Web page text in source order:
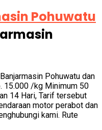
Pohuwatu dan
15.000 /kg Minimum 50
14 Hari, Tarif tersebut
motor perabot dan
kami. Rute